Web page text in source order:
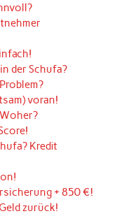
der Schufa?
voran!
Kredit
+ 850 €!
zurück!